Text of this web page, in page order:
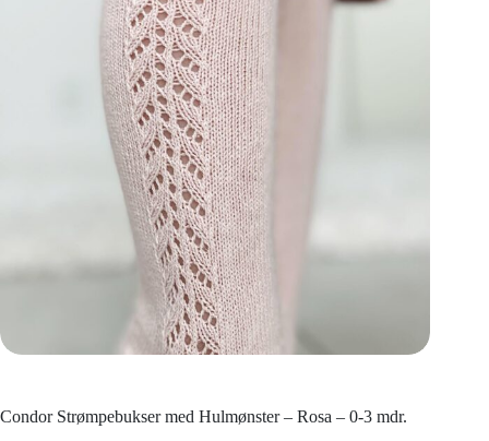
Condor Strømpebukser med Hulmønster – Rosa – 0-3 mdr.